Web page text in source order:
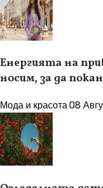
Енергията на
носим, за да
Мода и красота08